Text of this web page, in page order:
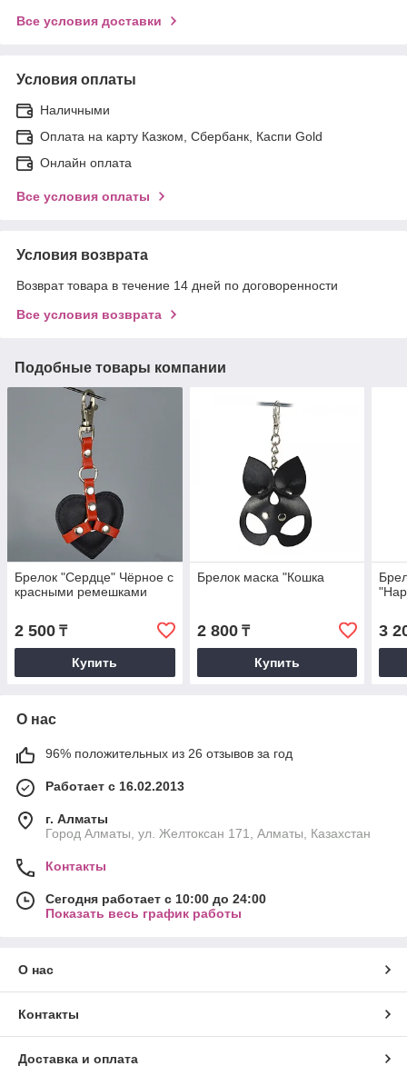
Все условия доставки
Условия оплаты
Наличными
Оплата на карту Казком, Сбербанк, Каспи Gold
Онлайн оплата
Все условия оплаты
Условия возврата
Возврат товара в течение 14 дней по договоренности
Все условия возврата
Подобные товары компании
Брелок "Сердце" Чёрное с
красными ремешками
2 500 ₸
Купить
Брелок маска "Кошка
2 800₸
Купить
3
О нас
96% положительных из 26 отзывов за год
Работает с 16.02.2013
г. Алматы
Город Алматы, ул. Желтоксан 171, Алматы, Казахстан
Контакты
Сегодня работает с 10:00 до 24:00
Показать весь график работы
О нас
Контакты
Доставка и оплата